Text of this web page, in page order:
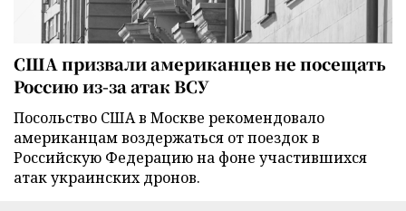
США призвали американцев не посещать
Россию из-за атак ВСУ
Посольство США в Москве рекомендовало
американцам воздержаться от поездок в
Российскую Федерацию на фоне участившихся
атак украинских дронов.